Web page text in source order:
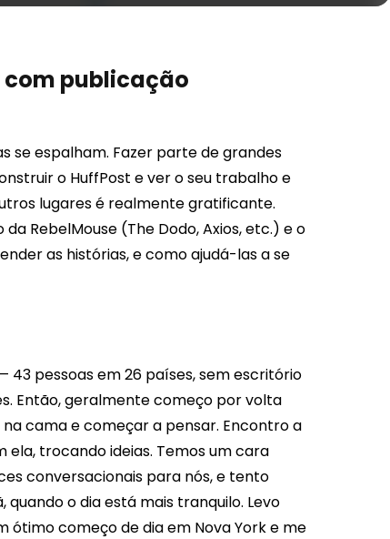
com publicação
se espalham. Fazer parte de grandes
o HuffPost e ver o seu trabalho e
lugares é realmente gratificante.
RebelMouse (The Dodo, Axios, etc.) e o
as histórias, e como ajudá-las a se
pessoas em 26 países, sem escritório
Então, geralmente começo por volta
cama e começar a pensar. Encontro a
ela, trocando ideias. Temos um cara
conversacionais para nós, e tento
o dia está mais tranquilo. Levo
ótimo começo de dia em Nova York e me